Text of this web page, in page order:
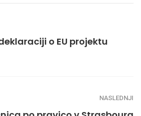
o EU projektu
NASLEDNJI